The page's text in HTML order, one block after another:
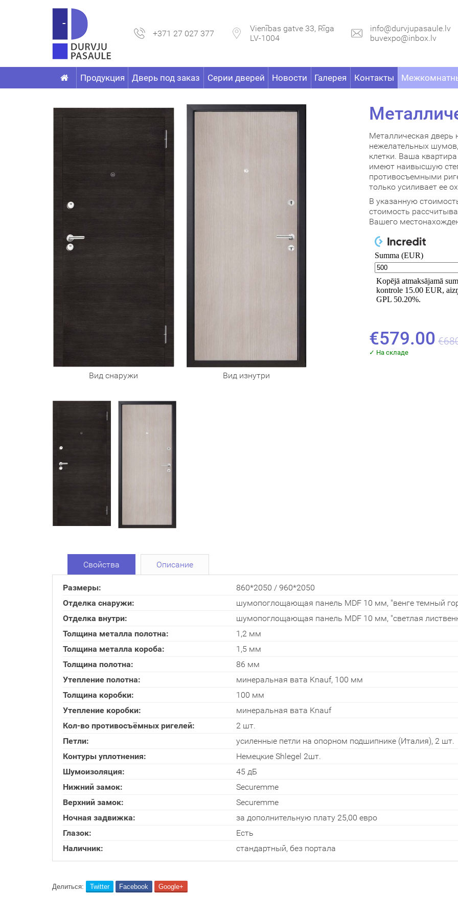
+371 27 027 377
Vienības gatve 33, Rīga
LV-1004
info@durvjupasaule.lv
buvexpo@inbox.lv
Продукция Дверь под заказ Серии дверей Новости Галерея Контакты
Вид снаружи Вид изнутри
Металлическая дверь
нежелательных
клетки. Ваша
имеют наивысшую
противосъемными
только усиливает ее
В указанную
стоимость
Вашего
€579.00
✓ На складе
Свойства Описание
Размеры:
860*2050 / 960*2050
Отделка снаружи:
шумопоглощающая панель MDF 10 мм, "венге темный
Отделка внутри:
шумопоглощающая панель MDF 10 мм, "светлая
Толщина металла полотна:
1,2 мм
Толщина металла короба:
1,5 мм
Толщина полотна:
86 мм
Утепление полотна:
минеральная вата Knauf, 100 мм
Толщина коробки:
100 мм
Утепление коробки:
минеральная вата Knauf
Кол-во противосъёмных ригелей:
2 шт.
Петли:
усиленные петли на опорном подшипнике (Италия), 2 шт.
Контуры уплотнения:
Немецкие Shlegel 2шт.
Шумоизоляция:
45 дБ
Нижний замок:
Securemme
Верхний замок:
Securemme
Ночная задвижка:
за дополнительную плату 25,00 евро
Глазок:
Есть
Наличник:
стандартный, без портала
Делиться: Twitter Facebook Google+
durvis